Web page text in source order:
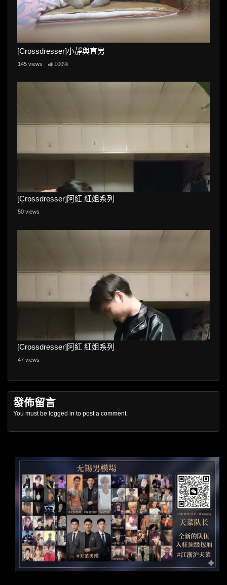
[Crossdresser]小靜與直男
145 views 100%
[Crossdresser]阿紅 紅姐系列
50 views
[Crossdresser]阿紅 紅姐系列
47 views
發佈留言
You must be logged in to post a comment.